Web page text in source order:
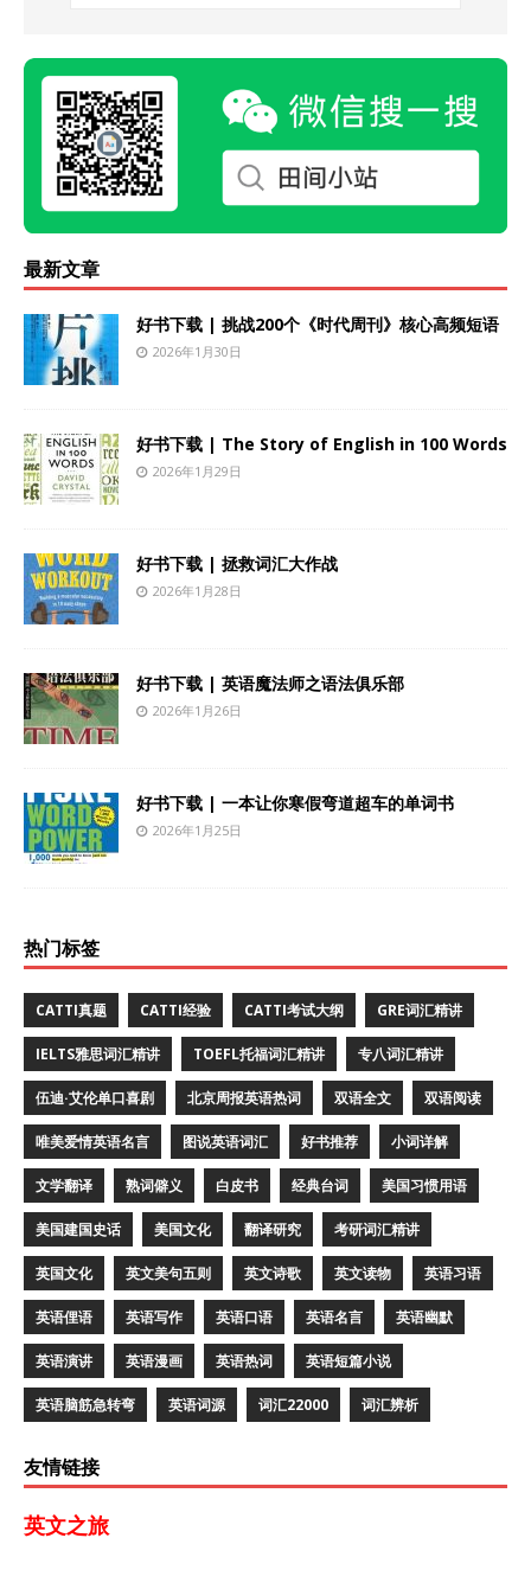
最新文章
好书下载 | 挑战200个《时代周刊》核心高频短语
2026年1月30日
好书下载 | The Story of English in 100 Words
2026年1月29日
好书下载 | 拯救词汇大作战
2026年1月28日
好书下载 | 英语魔法师之语法俱乐部
2026年1月26日
好书下载 | 一本让你寒假弯道超车的单词书
2026年1月25日
热门标签
CATTI真题 CATTI经验 CATTI考试大纲 GRE词汇精讲
IELTS雅思词汇精讲 TOEFL托福词汇精讲 专八词汇精讲
伍迪·艾伦单口喜剧 北京周报英语热词 双语全文 双语阅读
唯美爱情英语名言 图说英语词汇 好书推荐 小词详解
文学翻译 熟词僻义 白皮书 经典台词 美国习惯用语
美国建国史话 美国文化 翻译研究 考研词汇精讲
英国文化 英文美句五则 英文诗歌 英文读物 英语习语
英语俚语 英语写作 英语口语 英语名言 英语幽默
英语演讲 英语漫画 英语热词 英语短篇小说
英语脑筋急转弯 英语词源 词汇22000 词汇辨析
友情链接
英文之旅